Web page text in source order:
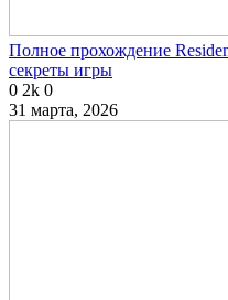
Полное прохождение
секреты игры
0 2k 0
31 марта, 2026